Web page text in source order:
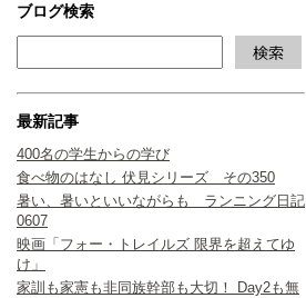
ブログ検索
最新記事
400名の学生からの学び
食べ物のはなし 伏見シリーズ その350
暑い、暑いといいながらも ランニング日記
0607
映画「フォー・トレイルズ 限界を超えてゆ
け」
家訓も家憲も非同族幹部も大切！ Day2も無